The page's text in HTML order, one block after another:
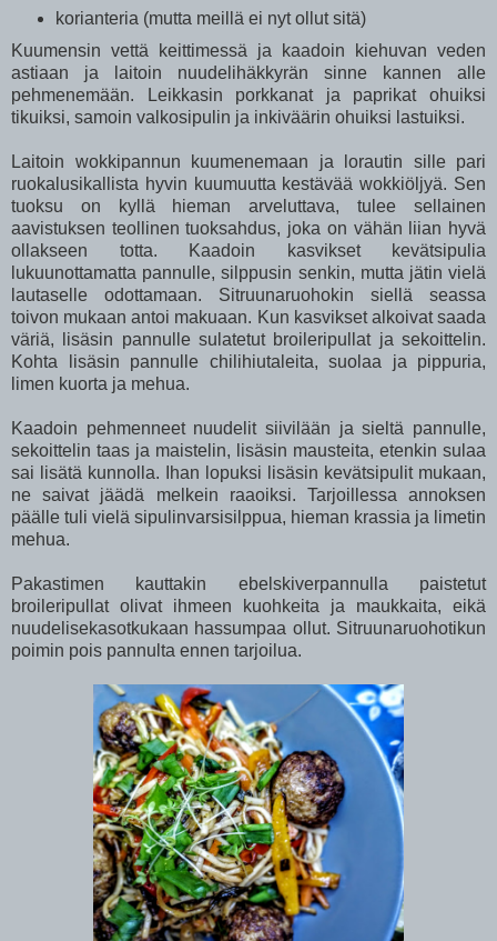
korianteria (mutta meillä ei nyt ollut sitä)
Kuumensin vettä keittimessä ja kaadoin kiehuvan veden
astiaan ja laitoin nuudelihäkkyrän sinne kannen alle
pehmenemään. Leikkasin porkkanat ja paprikat ohuiksi
tikuiksi, samoin valkosipulin ja inkiväärin ohuiksi lastuiksi.
Laitoin wokkipannun kuumenemaan ja lorautin sille pari
ruokalusikallista hyvin kuumuutta kestävää wokkiöljyä. Sen
tuoksu on kyllä hieman arveluttava, tulee sellainen
aavistuksen teollinen tuoksahdus, joka on vähän liian hyvä
ollakseen totta. Kaadoin kasvikset kevätsipulia
lukuunottamatta pannulle, silppusin senkin, mutta jätin vielä
lautaselle odottamaan. Sitruunaruohokin siellä seassa
toivon mukaan antoi makuaan. Kun kasvikset alkoivat saada
väriä, lisäsin pannulle sulatetut broileripullat ja sekoittelin.
Kohta lisäsin pannulle chilihiutaleita, suolaa ja pippuria,
limen kuorta ja mehua.
Kaadoin pehmenneet nuudelit siivilään ja sieltä pannulle,
sekoittelin taas ja maistelin, lisäsin mausteita, etenkin sulaa
sai lisätä kunnolla. Ihan lopuksi lisäsin kevätsipulit mukaan,
ne saivat jäädä melkein raaoiksi. Tarjoillessa annoksen
päälle tuli vielä sipulinvarsisilppua, hieman krassia ja limetin
mehua.
Pakastimen kauttakin ebelskiverpannulla paistetut
broileripullat olivat ihmeen kuohkeita ja maukkaita, eikä
nuudelisekasotkukaan hassumpaa ollut. Sitruunaruohotikun
poimin pois pannulta ennen tarjoilua.